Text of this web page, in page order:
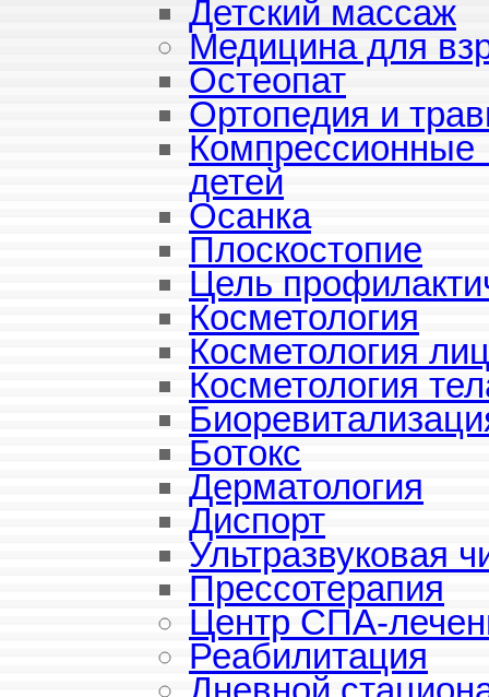
Детский массаж
Медицина для
Остеопат
Ортопедия и
детей
Осанка
Плоскостопие
Цель
Косметология
Косметология
Косметология
Ботокс
Дерматология
Диспорт
Ультразвуковая
Прессотерапия
Центр СПА-
Реабилитация